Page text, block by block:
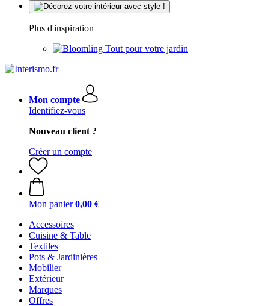
Plus d'inspiration
Tout pour votre jardin
Mon compte
Identifiez-vous
Nouveau client ?
Créer un compte
Mon panier 0,00 €
Accessoires
Cuisine & Table
Textiles
Pots & Jardinières
Mobilier
Extérieur
Marques
Offres